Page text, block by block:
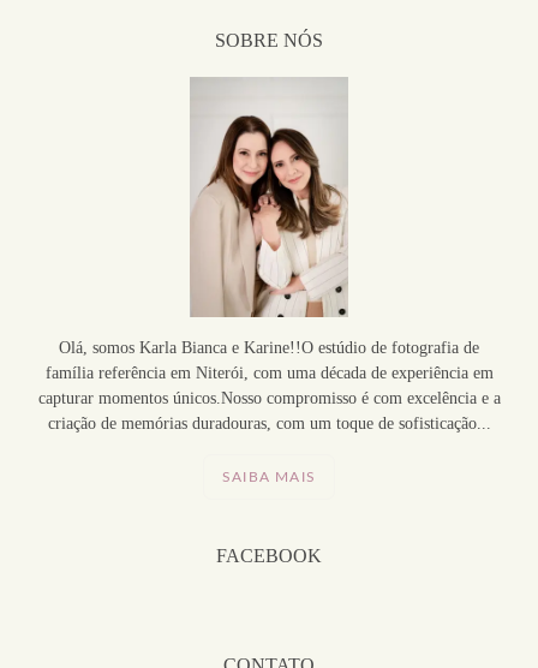
SOBRE NÓS
Olá, somos Karla Bianca e Karine!!O estúdio de fotografia de
família referência em Niterói, com uma década de experiência em
capturar momentos únicos.Nosso compromisso é com excelência e a
criação de memórias duradouras, com um toque de sofisticação...
SAIBA MAIS
FACEBOOK